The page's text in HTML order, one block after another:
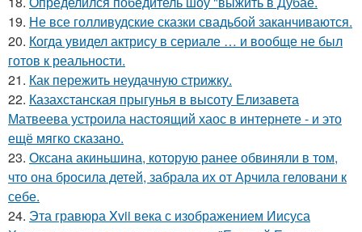
19. Не все голливудские сказки свадьбой заканчиваются.
20. Когда увидел актрису в сериале … и вообще не был
готов к реальности.
21. Как пережить неудачную стрижку.
22. Казахстанская прыгунья в высоту Елизавета
Матвеева устроила настоящий хаос в интернете - и это
ещё мягко сказано.
23. Оксана акиньшина, которую ранее обвиняли в том,
что она бросила детей, забрала их от Арчила геловани к
себе.
24. Эта гравюра Xvii века с изображением Иисуса